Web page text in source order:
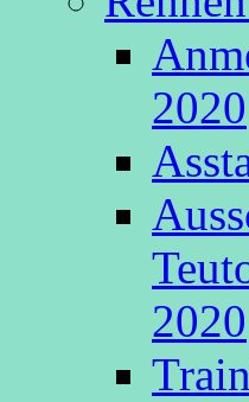
2020
2020